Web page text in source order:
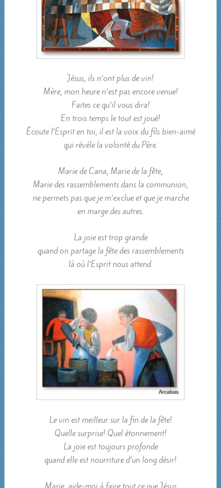
Jésus, ils n’ont plus de vin!
Mère, mon heure n’est pas encore venue!
Faites ce qu’il vous dira!
En trois temps le tout est joué!
Écoute l’Esprit en toi, il est la voix du fils bien-aimé
qui révèle la volonté du Père.
Marie de Cana, Marie de la fête,
Marie des rassemblements dans la communion,
ne permets pas que je m’exclue et que je marche
en marge des autres.
La joie est trop grande
quand on partage la fête des rassemblements
là où l’Esprit nous attend.
Le vin est meilleur sur la fin de la fête!
Quelle surprise! Quel étonnement!
La joie est toujours profonde
quand elle est nourriture d’un long désir!